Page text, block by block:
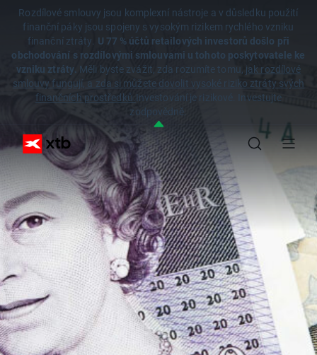
Rozdílové smlouvy jsou komplexní nástroje a v důsledku použití
finanční páky jsou spojeny s vysokým rizikem rychlého vzniku
finanční ztráty. U 77 % účtů retailových investorů došlo při
obchodování s rozdílovými smlouvami u tohoto poskytovatele ke
vzniku ztráty. Měli byste zvážit, zda rozumíte tomu, jak rozdílové
smlouvy fungují, a zda si můžete dovolit vysoké riziko ztráty svých
finančních prostředků.Investování je rizikové. Investujte
zodpovědně.